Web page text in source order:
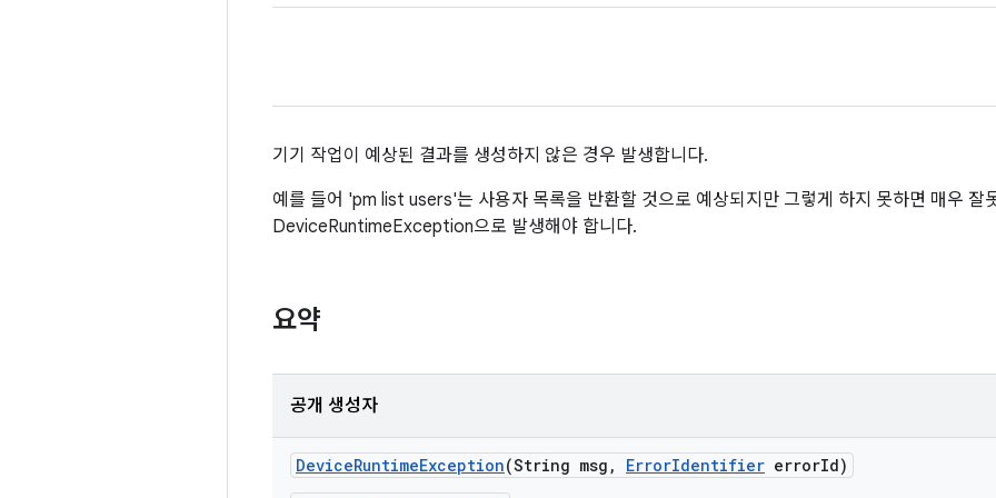
기기 작업이 예상된 결과를 생성하지 않은 경우 발생합니다.
예를 들어 'pm list users'는 사용자 목록을 반환할 것으로 예상되지만 그렇게 하지 못하면 매우 잘
DeviceRuntimeException으로 발생해야 합니다.
요약
공개 생성자
DeviceRuntimeException(String msg , ErrorIdentifier errorId)